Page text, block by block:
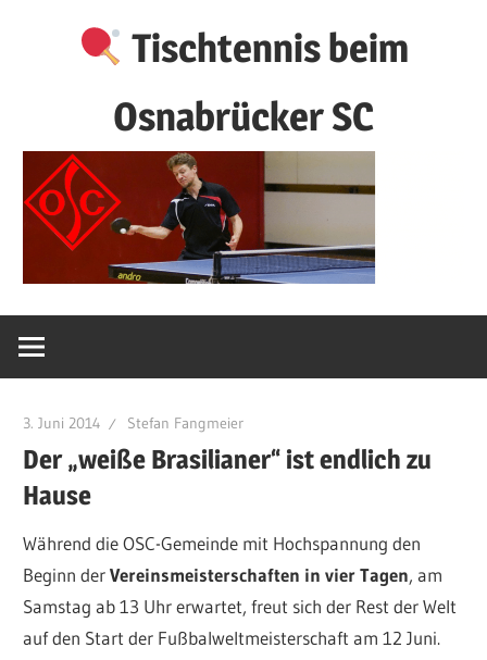
Tischtennis beim
Osnabrücker SC
3. Juni 2014 Stefan Fangmeier
Der „weiße Brasilianer“ ist endlich zu
Hause
Während die OSC-Gemeinde mit Hochspannung den
Beginn derVereinsmeisterschaften in vier Tagen, am
Samstag ab 13 Uhr erwartet, freut sich der Rest der Welt
auf den Start der Fußbalweltmeisterschaft am 12 Juni.